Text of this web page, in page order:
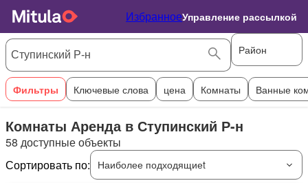
ИзбранноеУправление рассылкой
Район
Фильтры Ключевые слова цена Комнаты Ванные
Комнаты Аренда в Ступинский Р-н
58 доступные объекты
Сортировать по:
Наиболее подходящиеt